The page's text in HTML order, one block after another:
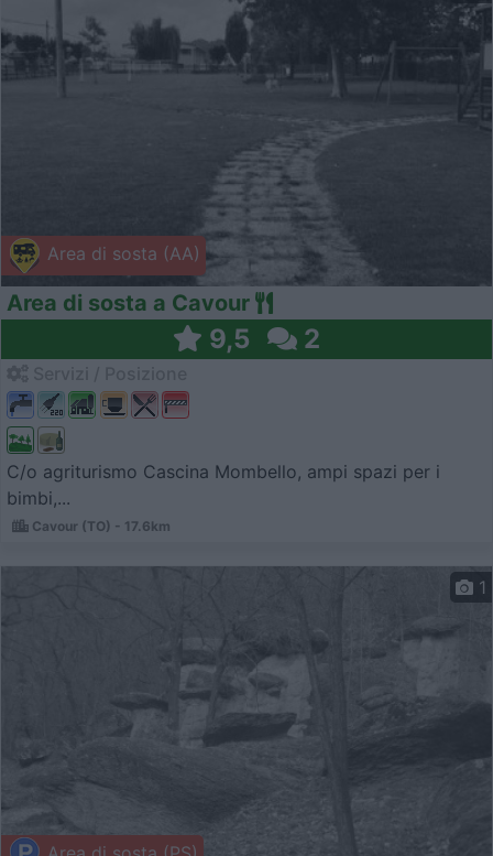
Area di sosta (AA)
Area di sosta a Cavour
9,5 2
C/o agriturismo Cascina Mombello, ampi spazi per i
bimbi,...
Cavour (TO) - 17.6km
1